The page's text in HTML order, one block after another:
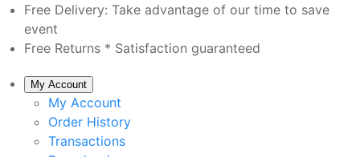
Free Delivery: Take advantage of our time to save
event
Free Returns * Satisfaction guaranteed
My Account
My Account
Order History
Transactions